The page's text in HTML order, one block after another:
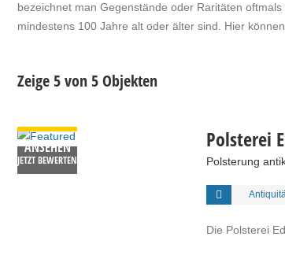
bezeichnet man Gegenstände oder Raritäten
mindestens 100 Jahre alt oder älter sind. Hier
Zeige 5 von 5 Objekten
ANSEHEN
JETZT BEWERTEN
Polsterei
Polsterung
Die Polsterei